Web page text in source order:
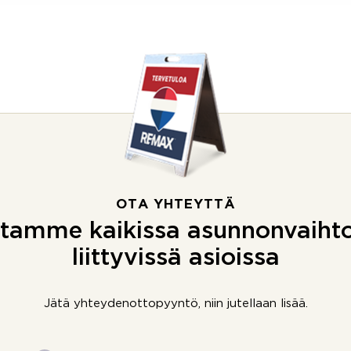
OTA YHTEYTTÄ
kaikissa
liittyvissä asioissa
Jätä yhteydenottopyyntö, niin jutellaan lisää.